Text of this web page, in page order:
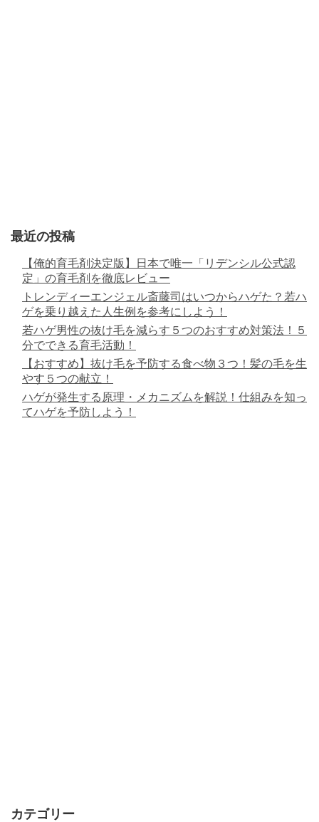
最近の投稿
【俺的育毛剤決定版】日本で唯一「リデンシル公式認
定」の育毛剤を徹底レビュー
トレンディーエンジェル斎藤司はいつからハゲた？若ハ
ゲを乗り越えた人生例を参考にしよう！
若ハゲ男性の抜け毛を減らす５つのおすすめ対策法！５
分でできる育毛活動！
【おすすめ】抜け毛を予防する食べ物３つ！髪の毛を生
やす５つの献立！
ハゲが発生する原理・メカニズムを解説！仕組みを知っ
てハゲを予防しよう！
カテゴリー